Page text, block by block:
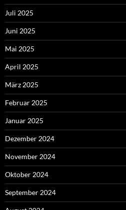
Juli 2025
Juni 2025
Mai 2025
April 2025
März 2025
Februar 2025
Januar 2025
Dezember 2024
November 2024
Oktober 2024
September 2024